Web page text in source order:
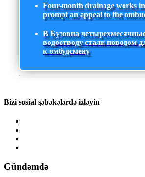
Four-month drainage works
prompt an appeal to the
В Бузовна
водоотводу стали поводом
к омбудсмену
Bizi sosial şəbəkələrdə izləyin
Gündəmdə